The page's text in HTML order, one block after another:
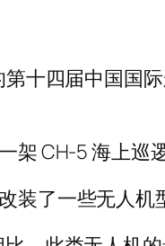
十四届中国国
CH-5 海上巡
了一些无人机